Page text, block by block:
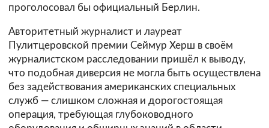
проголосовал бы официальный Берлин.
Авторитетный журналист и лауреат
Пулитцеровской премии Сеймур Херш в своём
журналистском расследовании пришёл к выводу,
что подобная диверсия не могла быть осуществлена
без задействования американских специальных
служб — слишком сложная и дорогостоящая
операция, требующая глубоководного